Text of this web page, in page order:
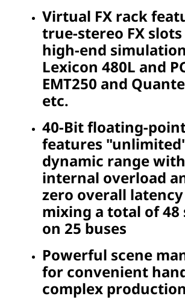
Virtual FX rack
true-stereo FX
high-end
Lexicon 480L and
EMT250 and
etc.
40-Bit floating-point
features
dynamic range
internal overload
zero overall
mixing a total of 48
on 25 buses
Powerful scene
for convenient
complex